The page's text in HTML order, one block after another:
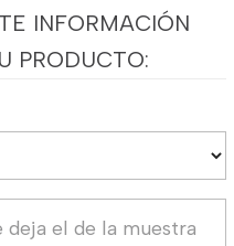
INFORMACIÓN
PRODUCTO: